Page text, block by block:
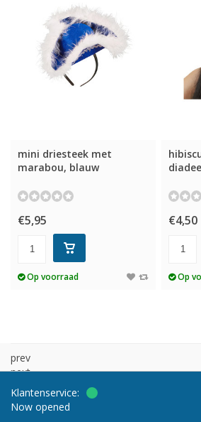
mini driesteek met
marabou, blauw
€5,95
Op voorraad
€4,50
Op
prev
next
Klantenservice:
Now opened